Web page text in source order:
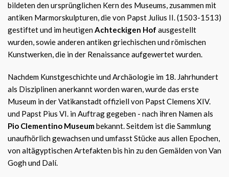
bildeten den ursprünglichen Kern des Museums, zusammen mit
antiken Marmorskulpturen, die von Papst Julius II. (1503-1513)
gestiftet und im heutigenAchteckigen Hof ausgestellt
wurden, sowie anderen antiken griechischen und römischen
Kunstwerken, die in der Renaissance aufgewertet wurden.
Nachdem Kunstgeschichte und Archäologie im 18. Jahrhundert
als Disziplinen anerkannt worden waren, wurde das erste
Museum in der Vatikanstadt offiziell von Papst Clemens XIV.
und Papst Pius VI. in Auftrag gegeben - nach ihren Namen als
Pio Clementino Museumbekannt. Seitdem ist die Sammlung
unaufhörlich gewachsen und umfasst Stücke aus allen Epochen,
von altägyptischen Artefakten bis hin zu den Gemälden von Van
Gogh und Dalí.